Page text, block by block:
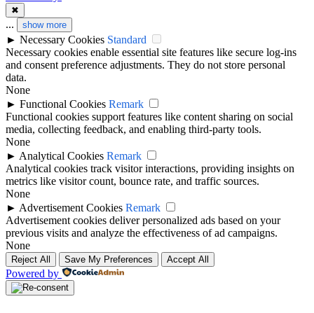
✖
... show more
► Necessary Cookies Standard
Necessary cookies enable essential site features like secure log-ins
and consent preference adjustments. They do not store personal
data.
None
► Functional Cookies Remark
Functional cookies support features like content sharing on social
media, collecting feedback, and enabling third-party tools.
None
► Analytical Cookies Remark
Analytical cookies track visitor interactions, providing insights on
metrics like visitor count, bounce rate, and traffic sources.
None
► Advertisement Cookies Remark
Advertisement cookies deliver personalized ads based on your
previous visits and analyze the effectiveness of ad campaigns.
None
Reject All Save My Preferences Accept All
Powered by